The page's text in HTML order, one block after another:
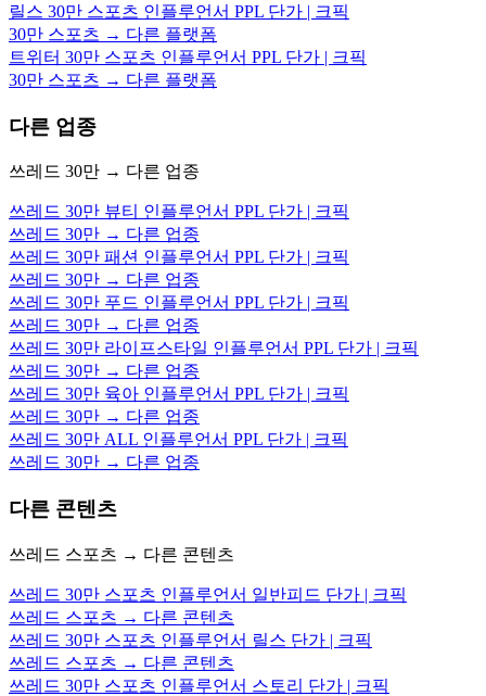
릴스 30만 스포츠 인플루언서 PPL 단가 | 크픽
30만 스포츠 → 다른 플랫폼
트위터 30만 스포츠 인플루언서 PPL 단가 | 크픽
30만 스포츠 → 다른 플랫폼
다른 업종
쓰레드 30만 → 다른 업종
쓰레드 30만 뷰티 인플루언서 PPL 단가 | 크픽
쓰레드 30만 → 다른 업종
쓰레드 30만 패션 인플루언서 PPL 단가 | 크픽
쓰레드 30만 → 다른 업종
쓰레드 30만 푸드 인플루언서 PPL 단가 | 크픽
쓰레드 30만 → 다른 업종
쓰레드 30만 라이프스타일 인플루언서 PPL 단가 | 크픽
쓰레드 30만 → 다른 업종
쓰레드 30만 육아 인플루언서 PPL 단가 | 크픽
쓰레드 30만 → 다른 업종
쓰레드 30만 ALL 인플루언서 PPL 단가 | 크픽
쓰레드 30만 → 다른 업종
다른 콘텐츠
쓰레드 스포츠 → 다른 콘텐츠
쓰레드 30만 스포츠 인플루언서 일반피드 단가 | 크픽
쓰레드 스포츠 → 다른 콘텐츠
쓰레드 30만 스포츠 인플루언서 릴스 단가 | 크픽
쓰레드 스포츠 → 다른 콘텐츠
쓰레드 30만 스포츠 인플루언서 스토리 단가 | 크픽